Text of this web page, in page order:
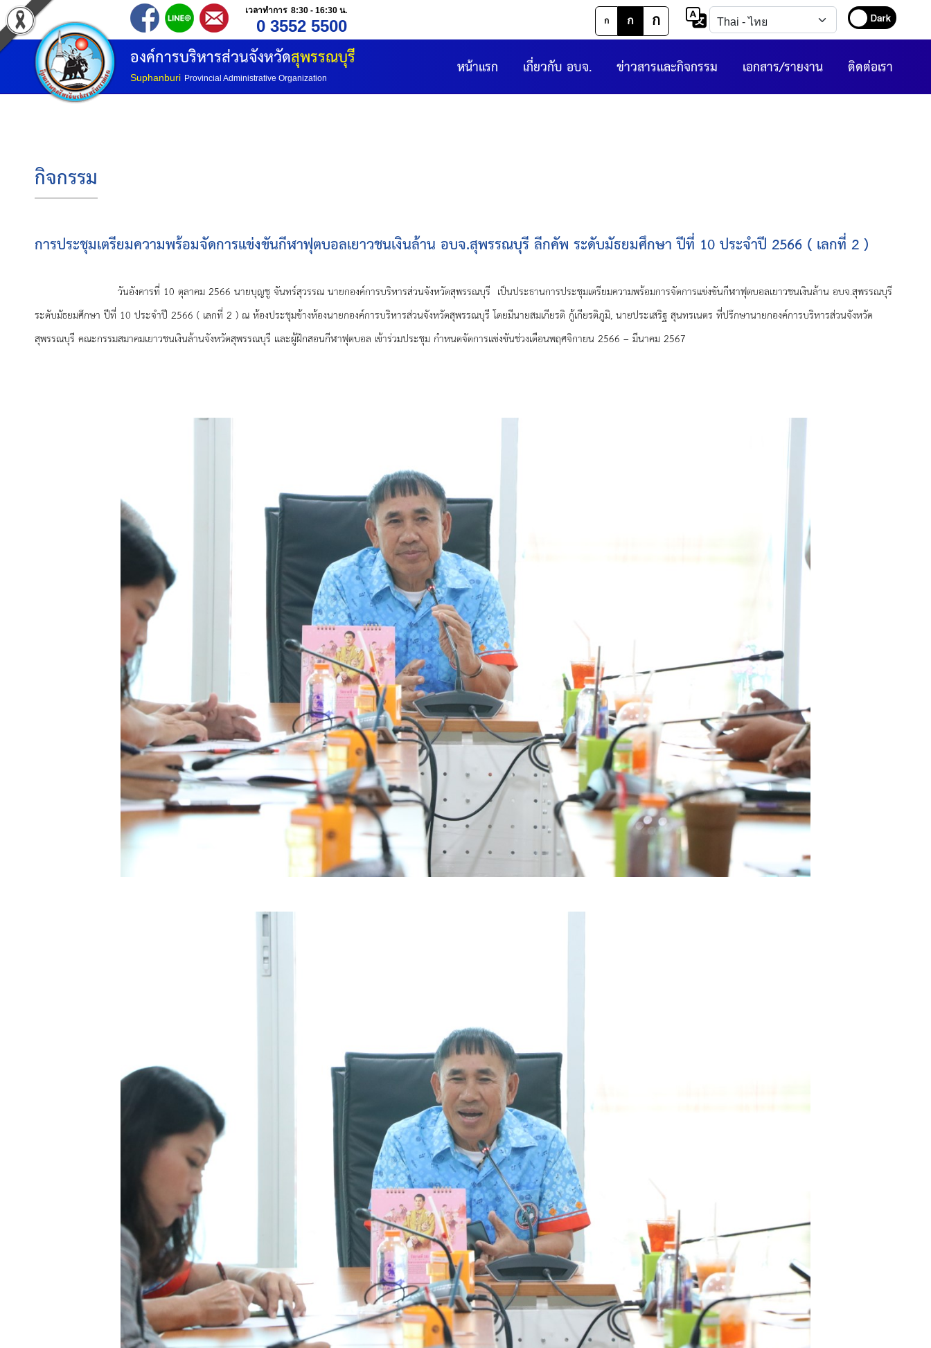
เวลาทำการ 8:30 - 16:30 น.
0 3552 5500 ก ก ก
องค์การบริหารส่วนจังหวัดสุพรรณบุรี
Suphanburi Provincial Administrative Organization ติดต่อเรา
เอกสาร/รายงาน
ข่าวสารและกิจกรรม
เกี่ยวกับ อบจ.
หน้าแรก
กิจกรรม
การประชุมเตรียมความพร้อมจัดการแข่งขันกีฬาฟุตบอลเยาวชนเงินล้าน อบจ.สุพรรณบุรี ลีกคัพ ระดับมัธยมศึกษา ปีที่ 10 ประจำปี 2566 ( เลกที่ 2 )
วันอังคารที่ 10 ตุลาคม 2566 นายบุญชู จันทร์สุวรรณ นายกองค์การบริหารส่วนจังหวัดสุพรรณบุรี เป็นประธานการประชุมเตรียมความพร้อมการจัดการแข่งขันกีฬาฟุตบอลเยาวชนเงินล้าน อบจ.สุพรรณบุรี
ระดับมัธยมศึกษา ปีที่ 10 ประจำปี 2566 ( เลกที่ 2 ) ณ ห้องประชุมข้างห้องนายกองค์การบริหารส่วนจังหวัดสุพรรณบุรี โดยมีนายสมเกียรติ กู้เกียรติภูมิ, นายประเสริฐ สุนทรเนตร ที่ปรึกษานายกองค์การบริหารส่วนจังหวัด
สุพรรณบุรี คณะกรรมสมาคมเยาวชนเงินล้านจังหวัดสุพรรณบุรี และผู้ฝึกสอนกีฬาฟุตบอล เข้าร่วมประชุม กำหนดจัดการแข่งขันช่วงเดือนพฤศจิกายน 2566 – มีนาคม 2567